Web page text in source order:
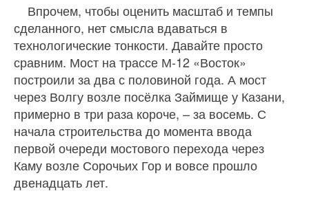
Впрочем, чтобы оценить масштаб и темпы
сделанного, нет смысла вдаваться в
технологические тонкости. Давайте просто
сравним. Мост на трассе М-12 «Восток»
построили за два с половиной года. А мост
через Волгу возле посёлка Займище у Казани,
примерно в три раза короче, – за восемь. С
начала строительства до момента ввода
первой очереди мостового перехода через
Каму возле Сорочьих Гор и вовсе прошло
двенадцать лет.